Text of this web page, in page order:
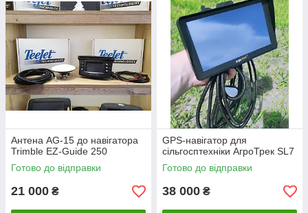
Антена AG-15 до навігатора
Trimble EZ-Guide 250
Готово до відправки
21 000 ₴
GPS-навігатор для
сільгосптехніки АгроТрек SL7
Готово до відправки
38 000 ₴